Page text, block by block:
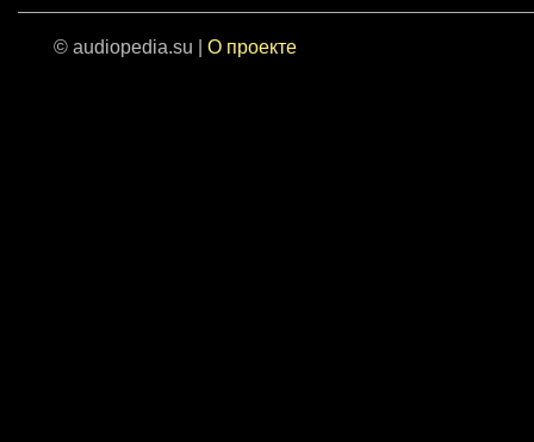
© audiopedia.su | О проекте